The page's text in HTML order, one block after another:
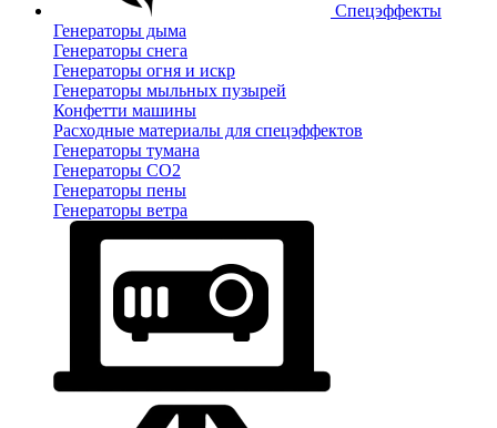
Спецэффекты
Генераторы дыма
Генераторы снега
Генераторы огня и искр
Генераторы мыльных пузырей
Конфетти машины
Расходные материалы для спецэффектов
Генераторы тумана
Генераторы CO2
Генераторы пены
Генераторы ветра